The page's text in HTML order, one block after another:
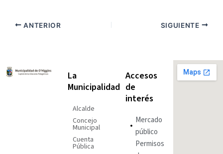
ANTERIOR SIGUIENTE
La
Municipalidad
Alcalde
Concejo
Municipal
Cuenta
Pública
Accesos
de
interés
Mercado
público
Permisos